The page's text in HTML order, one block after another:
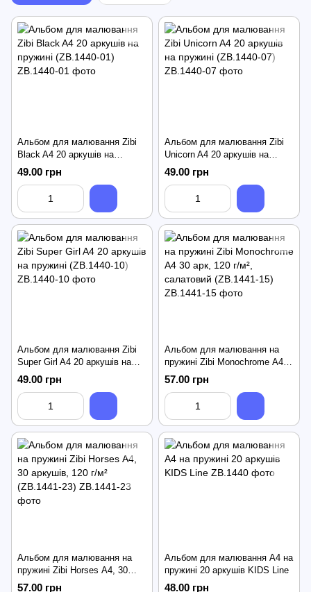
Альбом для малювання Zibi
Black A4 20 аркушів на
пружині (ZB.1440-01)
49.00 грн
Альбом для малювання Zibi
Unicorn A4 20 аркушів на
пружині (ZB.1440-07)
49.00 грн
Альбом для малювання Zibi
Super Girl A4 20 аркушів на
пружині (ZB.1440-10)
49.00 грн
Альбом для малювання на
пружині Zibi Monochrome А4
30 арк, 120 г/м², салатовий
(ZB.1441-15)
57.00 грн
Альбом для малювання на
пружині Zibi Horses А4, 30
аркушів, 120 г/м² (ZB.1441-23)
57.00 грн
Альбом для малювання А4 на
пружині 20 аркушів KIDS Line
48.00 грн